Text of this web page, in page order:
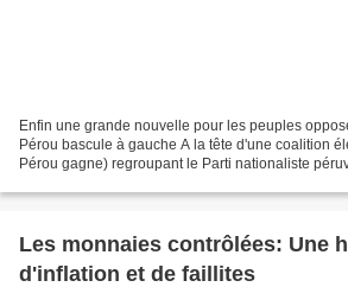
Enfin une grande nouvelle pour les peuples
Pérou bascule à gauche A la tête d'une coalition
Pérou gagne) regroupant le Parti nationaliste
Les monnaies contrôlées: Une
d'inflation et de faillites